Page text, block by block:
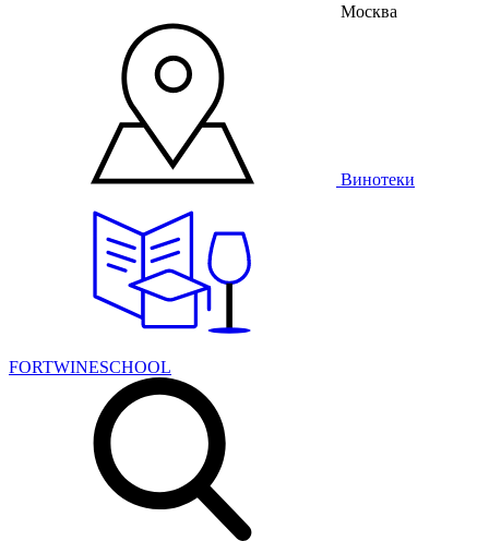
Москва
Винотеки
FORTWINESCHOOL